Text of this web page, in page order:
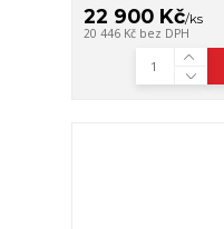
22 900 Kč/ks
20 446 Kč bez DPH